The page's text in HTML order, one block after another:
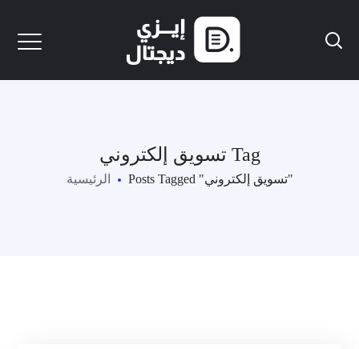
تسويق إلكتروني Tag
الرئيسية Posts Tagged "تسويق إلكتروني"